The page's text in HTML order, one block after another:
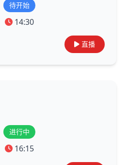
待开始
14:30
直播
进行中
16:15